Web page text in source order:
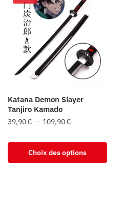
Katana Demon Slayer
Tanjiro Kamado
39,90€ – 109,90€
prix :
39,90 €
Choix des options
produit
a